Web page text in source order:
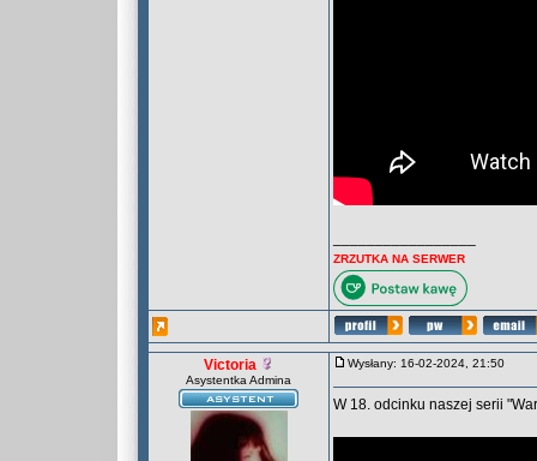
ZRZUTKA NA SERWER
Victoria
Asystentka Admina
Wysłany: 16-02-2024, 21:50
W 18. odcinku naszej serii